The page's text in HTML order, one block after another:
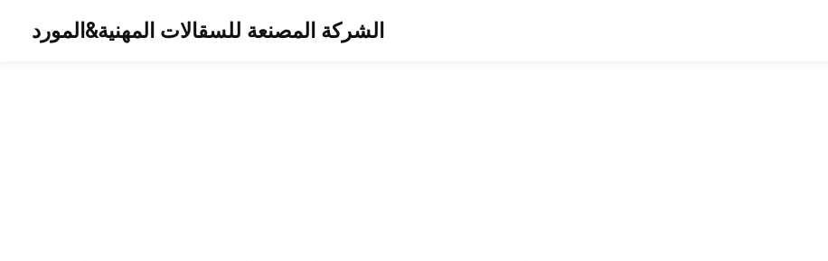
الشركة المصنعة للسقالات المهنية&المورد